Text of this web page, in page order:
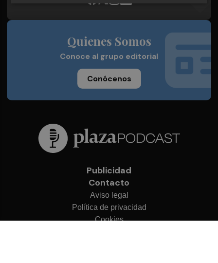
Quienes Somos
Conoce al grupo editorial
Conócenos
Publicidad
Contacto
Aviso legal
Política de privacidad
Cookies